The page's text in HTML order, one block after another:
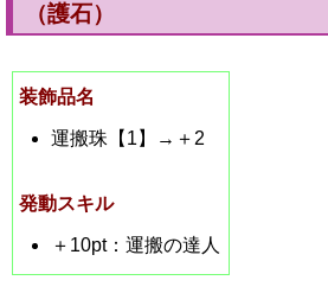
（護石）
装飾品名
運搬珠【1】→＋2
発動スキル
＋10pt：運搬の達人